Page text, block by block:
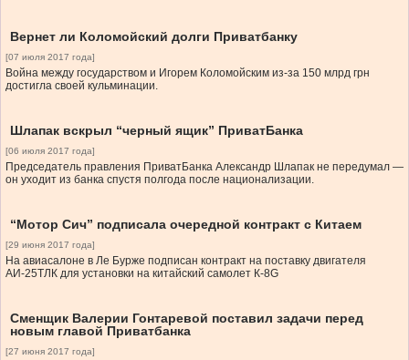
Вернет ли Коломойский долги Приватбанку
[07 июля 2017 года]
Война между государством и Игорем Коломойским из-за 150 млрд грн
достигла своей кульминации.
Шлапак вскрыл “черный ящик” ПриватБанка
[06 июля 2017 года]
Председатель правления ПриватБанка Александр Шлапак не передумал —
он уходит из банка спустя полгода после национализации.
“Мотор Сич” подписала очередной контракт с Китаем
[29 июня 2017 года]
На авиасалоне в Ле Бурже подписан контракт на поставку двигателя
АИ-25ТЛК для установки на китайский самолет К-8G
Сменщик Валерии Гонтаревой поставил задачи перед
новым главой Приватбанка
[27 июня 2017 года]